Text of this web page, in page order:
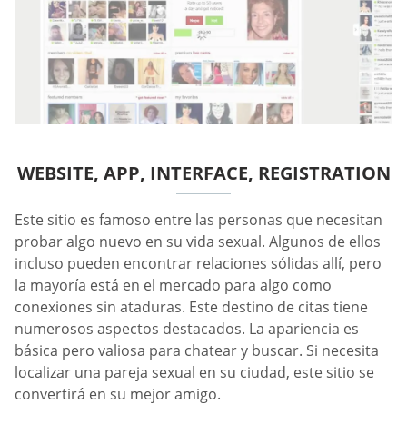
WEBSITE, APP, INTERFACE, REGISTRATION
Este sitio es famoso entre las personas que necesitan
probar algo nuevo en su vida sexual. Algunos de ellos
incluso pueden encontrar relaciones sólidas allí, pero
la mayoría está en el mercado para algo como
conexiones sin ataduras. Este destino de citas tiene
numerosos aspectos destacados. La apariencia es
básica pero valiosa para chatear y buscar. Si necesita
localizar una pareja sexual en su ciudad, este sitio se
convertirá en su mejor amigo.